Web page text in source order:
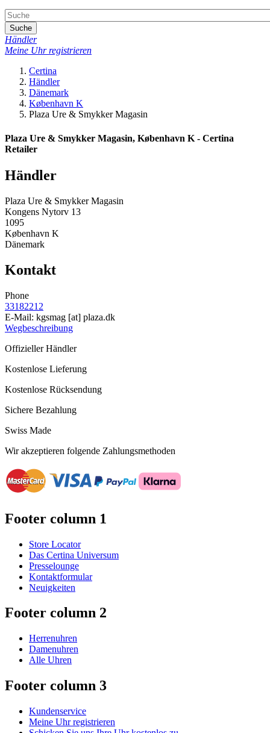
Suche
Händler
Meine Uhr registrieren
Certina
Händler
Dänemark
København K
Plaza Ure & Smykker Magasin
Plaza Ure & Smykker Magasin, København K - Certina
Retailer
Händler
Plaza Ure & Smykker Magasin
Kongens Nytorv 13
1095
København K
Dänemark
Kontakt
Phone
33182212
E-Mail: kgsmag [at] plaza.dk
Wegbeschreibung
Offizieller Händler
Kostenlose Lieferung
Kostenlose Rücksendung
Sichere Bezahlung
Swiss Made
Wir akzeptieren folgende Zahlungsmethoden
Footer column 1
Store Locator
Das Certina Universum
Presselounge
Kontaktformular
Neuigkeiten
Footer column 2
Herrenuhren
Damenuhren
Alle Uhren
Footer column 3
Kundenservice
Meine Uhr registrieren